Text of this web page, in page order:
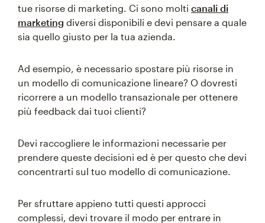
tue risorse di marketing. Ci sono molti canali di
marketing diversi disponibili e devi pensare a quale
sia quello giusto per la tua azienda.
Ad esempio, è necessario spostare più risorse in
un modello di comunicazione lineare? O dovresti
ricorrere a un modello transazionale per ottenere
più feedback dai tuoi clienti?
Devi raccogliere le informazioni necessarie per
prendere queste decisioni ed è per questo che devi
concentrarti sul tuo modello di comunicazione.
Per sfruttare appieno tutti questi approcci
complessi, devi trovare il modo per entrare in